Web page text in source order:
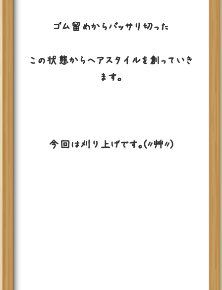
ゴム留めからバッサリ切った
この状態からヘアスタイルを創っていき
ます。
今回は刈り上げです。(〃艸〃)